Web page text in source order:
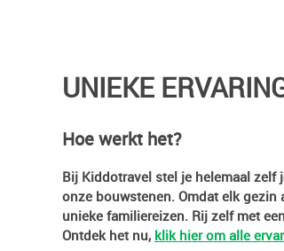
UNIEKE
Hoe werkt het?
Bij Kiddotravel stel je helemaal zelf
onze bouwstenen. Omdat elk
unieke familiereizen. Rij zelf met een
Ontdek het nu, klik hier om alle